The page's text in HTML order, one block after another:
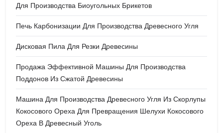
Для Производства Биоугольных Брикетов
Печь Карбонизации Для Производства Древесного Угля
Дисковая Пила Для Резки Древесины
Продажа Эффективной Машины Для Производства
Поддонов Из Сжатой Древесины
Машина Для Производства Древесного Угля Из Скорлупы
Кокосового Ореха Для Превращения Шелухи Кокосового
Ореха В Древесный Уголь